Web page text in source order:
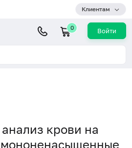
Клиентам
0 Войти
крови на